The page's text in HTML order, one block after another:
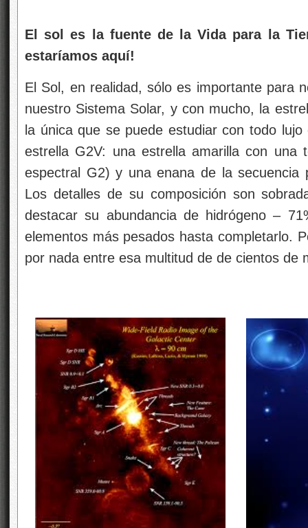
El sol es la fuente de la Vida para la
estaríamos aquí!
El Sol, en realidad, sólo es importante para
nuestro Sistema Solar, y con mucho, la
la única que se puede estudiar con todo
estrella G2V: una estrella amarilla con una
espectral G2) y una enana de la secuencia
Los detalles de su composición son
destacar su abundancia de hidrógeno –
elementos más pesados hasta completarlo.
por nada entre esa multitud de de cientos de